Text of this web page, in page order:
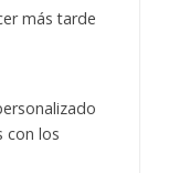
más tarde
con los